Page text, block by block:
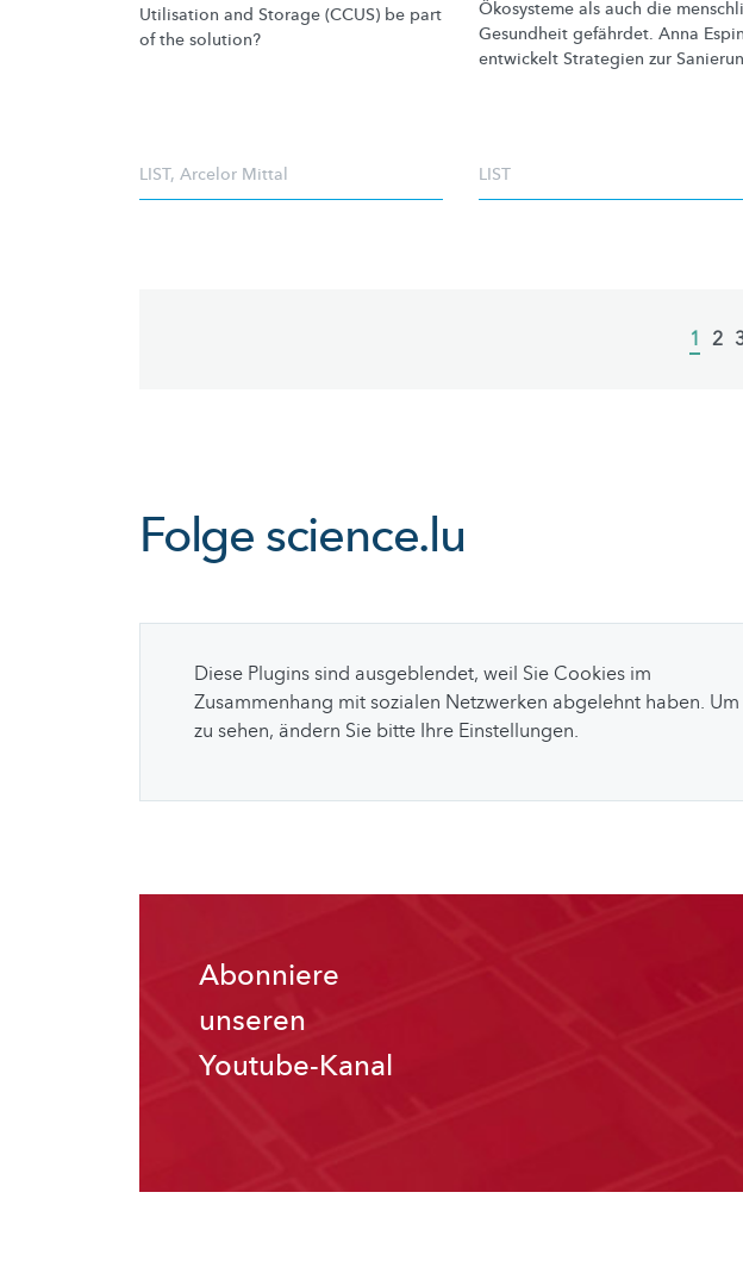
Utilisation and Storage (CCUS) be part
of the solution?
LIST, Arcelor Mittal
Ökosysteme als auch die
Gesundheit gefährdet. Anna
entwickelt Strategien zur
LIST
1 2
Folge science.lu
Diese Plugins sind ausgeblendet, weil Sie Cookies im
Zusammenhang mit sozialen Netzwerken abgelehnt haben. Um
zu sehen, ändern Sie bitte Ihre Einstellungen.
Abonniere
unseren
Youtube-Kanal